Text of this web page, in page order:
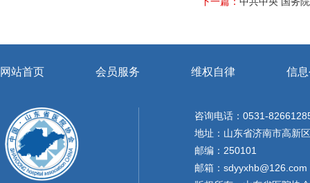
网站首页 会员服务 维权自律 信
咨询电话：0531-
地址：山东省济南市高新
邮编：250101
邮箱：sdyyxhb@126.com